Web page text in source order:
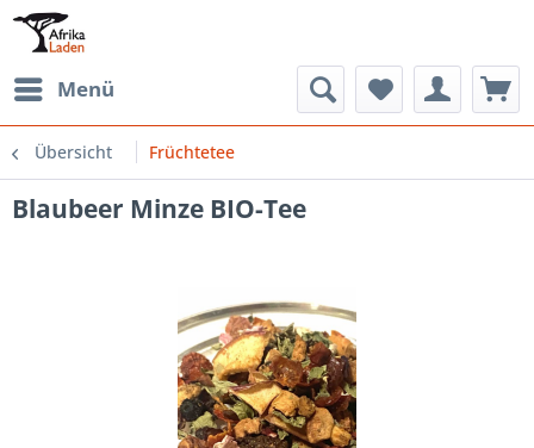
Menü
Übersicht Früchtetee
Blaubeer Minze BIO-Tee